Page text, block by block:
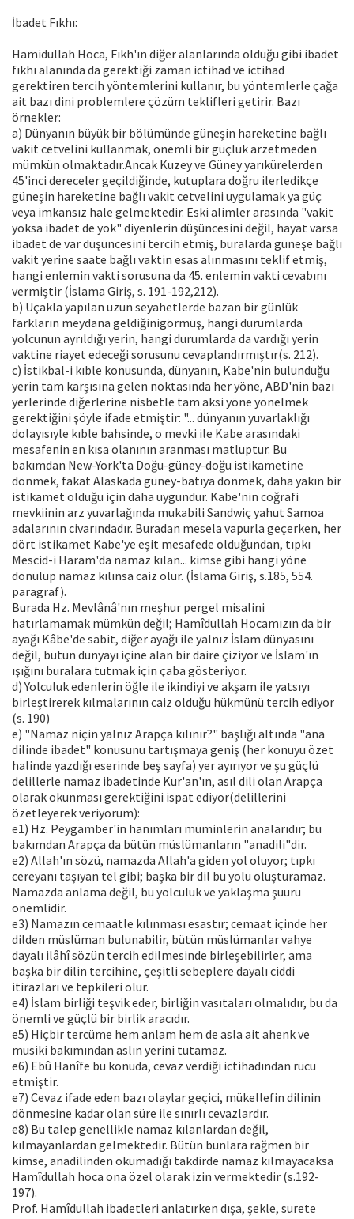
İbadet Fıkhı:
Hamidullah Hoca, Fıkh'ın diğer alanlarında olduğu gibi ibadet
fıkhı alanında da gerektiği zaman ictihad ve ictihad
gerektiren tercih yöntemlerini kullanır, bu yöntemlerle çağa
ait bazı dini problemlere çözüm teklifleri getirir. Bazı
örnekler:
a) Dünyanın büyük bir bölümünde güneşin hareketine bağlı
vakit cetvelini kullanmak, önemli bir güçlük arzetmeden
mümkün olmaktadır.Ancak Kuzey ve Güney yarıkürelerden
45'inci dereceler geçildiğinde, kutuplara doğru ilerledikçe
güneşin hareketine bağlı vakit cetvelini uygulamak ya güç
veya imkansız hale gelmektedir. Eski alimler arasında "vakit
yoksa ibadet de yok" diyenlerin düşüncesini değil, hayat varsa
ibadet de var düşüncesini tercih etmiş, buralarda güneşe bağlı
vakit yerine saate bağlı vaktin esas alınmasını teklif etmiş,
hangi enlemin vakti sorusuna da 45. enlemin vakti cevabını
vermiştir (İslama Giriş, s. 191-192,212).
b) Uçakla yapılan uzun seyahetlerde bazan bir günlük
farkların meydana geldiğinigörmüş, hangi durumlarda
yolcunun ayrıldığı yerin, hangi durumlarda da vardığı yerin
vaktine riayet edeceği sorusunu cevaplandırmıştır(s. 212).
c) İstikbal-i kıble konusunda, dünyanın, Kabe'nin bulunduğu
yerin tam karşısına gelen noktasında her yöne, ABD'nin bazı
yerlerinde diğerlerine nisbetle tam aksi yöne yönelmek
gerektiğini şöyle ifade etmiştir: "... dünyanın yuvarlaklığı
dolayısıyle kıble bahsinde, o mevki ile Kabe arasındaki
mesafenin en kısa olanının aranması matluptur. Bu
bakımdan New-York'ta Doğu-güney-doğu istikametine
dönmek, fakat Alaskada güney-batıya dönmek, daha yakın bir
istikamet olduğu için daha uygundur. Kabe'nin coğrafi
mevkiinin arz yuvarlağında mukabili Sandwiç yahut Samoa
adalarının civarındadır. Buradan mesela vapurla geçerken, her
dört istikamet Kabe'ye eşit mesafede olduğundan, tıpkı
Mescid-i Haram'da namaz kılan... kimse gibi hangi yöne
dönülüp namaz kılınsa caiz olur. (İslama Giriş, s.185, 554.
paragraf).
Burada Hz. Mevlânâ'nın meşhur pergel misalini
hatırlamamak mümkün değil; Hamîdullah Hocamızın da bir
ayağı Kâbe'de sabit, diğer ayağı ile yalnız İslam dünyasını
değil, bütün dünyayı içine alan bir daire çiziyor ve İslam'ın
ışığını buralara tutmak için çaba gösteriyor.
d) Yolculuk edenlerin öğle ile ikindiyi ve akşam ile yatsıyı
birleştirerek kılmalarının caiz olduğu hükmünü tercih ediyor
(s. 190)
e) "Namaz niçin yalnız Arapça kılınır?" başlığı altında "ana
dilinde ibadet" konusunu tartışmaya geniş (her konuyu özet
halinde yazdığı eserinde beş sayfa) yer ayırıyor ve şu güçlü
delillerle namaz ibadetinde Kur'an'ın, asıl dili olan Arapça
olarak okunması gerektiğini ispat ediyor(delillerini
özetleyerek veriyorum):
e1) Hz. Peygamber'in hanımları müminlerin analarıdır; bu
bakımdan Arapça da bütün müslümanların "anadili"dir.
e2) Allah'ın sözü, namazda Allah'a giden yol oluyor; tıpkı
cereyanı taşıyan tel gibi; başka bir dil bu yolu oluşturamaz.
Namazda anlama değil, bu yolculuk ve yaklaşma şuuru
önemlidir.
e3) Namazın cemaatle kılınması esastır; cemaat içinde her
dilden müslüman bulunabilir, bütün müslümanlar vahye
dayalı ilâhî sözün tercih edilmesinde birleşebilirler, ama
başka bir dilin tercihine, çeşitli sebeplere dayalı ciddi
itirazları ve tepkileri olur.
e4) İslam birliği teşvik eder, birliğin vasıtaları olmalıdır, bu da
önemli ve güçlü bir birlik aracıdır.
e5) Hiçbir tercüme hem anlam hem de asla ait ahenk ve
musiki bakımından aslın yerini tutamaz.
e6) Ebû Hanîfe bu konuda, cevaz verdiği ictihadından rücu
etmiştir.
e7) Cevaz ifade eden bazı olaylar geçici, mükellefin dilinin
dönmesine kadar olan süre ile sınırlı cevazlardır.
e8) Bu talep genellikle namaz kılanlardan değil,
kılmayanlardan gelmektedir. Bütün bunlara rağmen bir
kimse, anadilinden okumadığı takdirde namaz kılmayacaksa
Hamîdullah hoca ona özel olarak izin vermektedir (s.192-
197).
Prof. Hamîdullah ibadetleri anlatırken dışa, şekle, surete